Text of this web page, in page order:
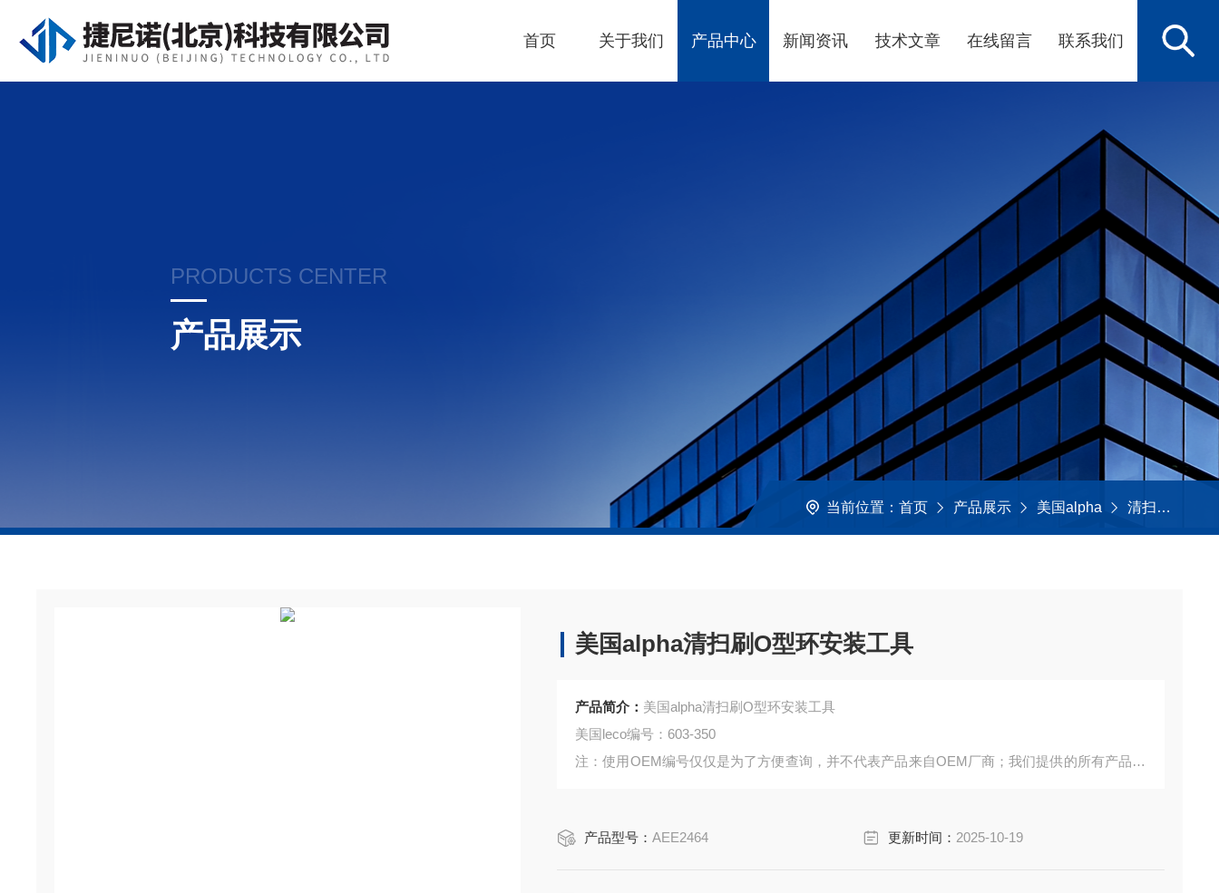
首页 关于我们 产品中心 新闻资讯 技术文章 在线留言 联系我们
PRODUCTS CENTER
产品展示
当前位置： 首页 产品展示 美国alpha 清扫刷及工具
美国alpha清扫刷O型环安装工具
产品简介： 美国alpha清扫刷O型环安装工具
美国leco编号：603-350
注：使用OEM编号仅仅是为了方便查询，并不代表产品来自OEM厂商；我们提供的所有产品都
产品型号：AEE2464 更新时间： 2025-10-19